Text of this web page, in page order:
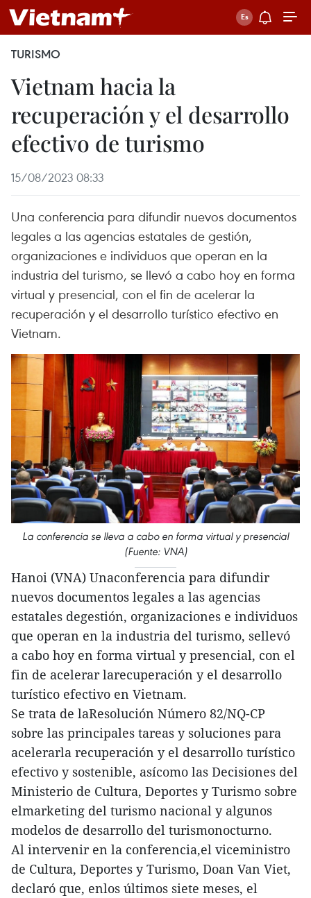
TURISMO
Vietnam hacia la
recuperación y el desarrollo
efectivo de turismo
15/08/2023 08:33
Una conferencia para difundir nuevos documentos
legales a las agencias estatales de gestión,
organizaciones e individuos que operan en la
industria del turismo, se llevó a cabo hoy en forma
virtual y presencial, con el fin de acelerar la
recuperación y el desarrollo turístico efectivo en
Vietnam.
La conferencia se lleva a cabo en forma virtual y presencial
(Fuente: VNA)
Hanoi (VNA) Unaconferencia para difundir
nuevos documentos legales a las agencias
estatales degestión, organizaciones e individuos
que operan en la industria del turismo, sellevó
a cabo hoy en forma virtual y presencial, con el
fin de acelerar larecuperación y el desarrollo
turístico efectivo en Vietnam.
Se trata de laResolución Número 82/NQ-CP
sobre las principales tareas y soluciones para
acelerarla recuperación y el desarrollo turístico
efectivo y sostenible, asícomo las Decisiones del
Ministerio de Cultura, Deportes y Turismo sobre
elmarketing del turismo nacional y algunos
modelos de desarrollo del turismonocturno.
Al intervenir en la conferencia,el viceministro
de Cultura, Deportes y Turismo, Doan Van Viet,
declaró que, enlos últimos siete meses, el